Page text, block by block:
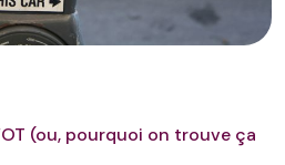
(ou, pourquoi on trouve ça